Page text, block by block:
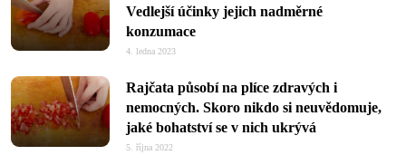
Vedlejší účinky jejich nadměrné
konzumace
4. ledna 2023
Rajčata působí na plíce zdravých i
nemocných. Skoro nikdo si neuvědomuje,
jaké bohatství se v nich ukrývá
5. října 2022